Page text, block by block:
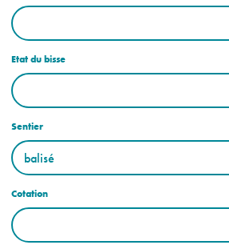
Etat du bisse
Sentier
Cotation